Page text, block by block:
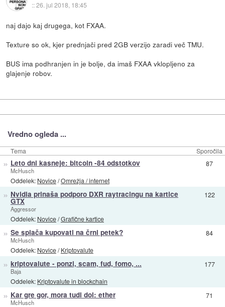
::26. jul 2018, 18:45
naj dajo kaj drugega, kot FXAA.
Texture so ok, kjer prednjači pred 2GB verzijo zaradi več TMU.
BUS ima podhranjen in je bolje, da imaš FXAA vklopljeno za
glajenje robov.
Vredno ogleda ...
Tema Sporočila
» Leto dni kasneje: bitcoin -84 odstotkov
McHusch
Oddelek: Novice/Omrežja / internet
87
» Nvidia prinaša podporo DXR raytracingu na kartice
GTX
Aggressor
Oddelek: Novice/Grafične kartice
122
» Se splača kupovati na črni petek?
McHusch
Oddelek: Novice/Kriptovalute
84
» kriptovalute - ponzi, scam, fud, fomo, ...
Baja
Oddelek: Kriptovalute in blockchain
177
» Kar gre gor, mora tudi dol: ether
McHusch
71